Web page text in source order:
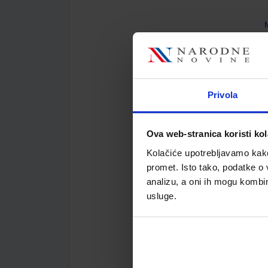
Privola
Ova web-stranica koristi
Kolačiće upotrebljavamo
promet. Isto tako, podatke
analizu, a oni ih mogu
usluge.